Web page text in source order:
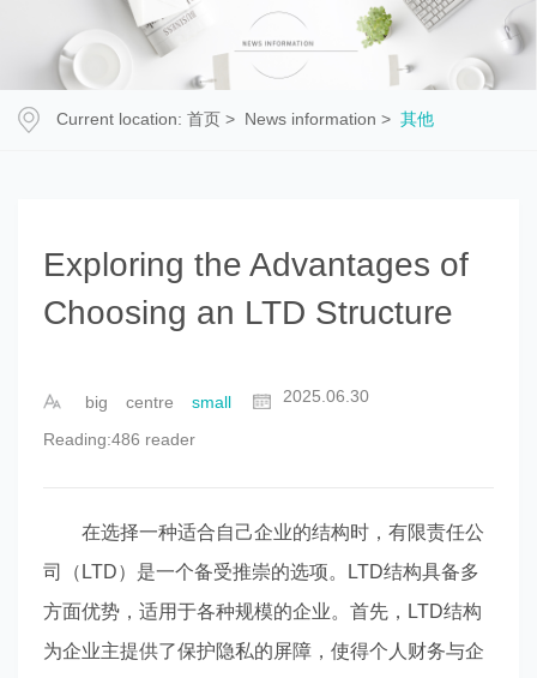
Current location: 首页 > News information > 其他
Exploring the Advantages of
Choosing an LTD Structure
big centre small 2025.06.30
Reading:486 reader
在选择一种适合自己企业的结构时，有限责任公
司（LTD）是一个备受推崇的选项。LTD结构具备多
方面优势，适用于各种规模的企业。首先，LTD结构
为企业主提供了保护隐私的屏障，使得个人财务与企